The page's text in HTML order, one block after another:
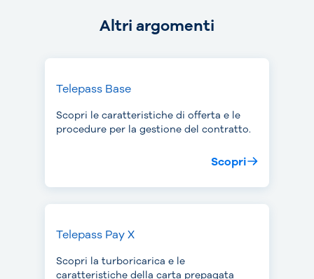
Altri argomenti
Telepass Base
Scopri le caratteristiche di offerta e le
procedure per la gestione del contratto.
Scopri
Telepass Pay X
Scopri la turboricarica e le
caratteristiche della carta prepagata